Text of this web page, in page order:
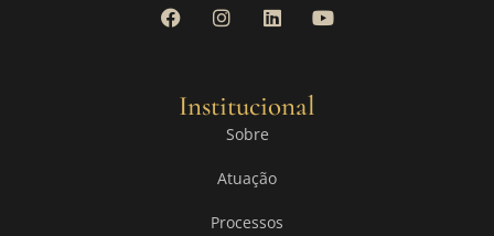
Institucional
Sobre
Atuação
Processos